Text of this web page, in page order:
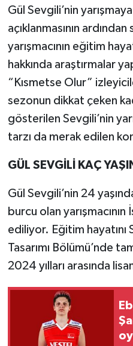
Gül Sevgili’nin yarışmaya
açıklanmasının
yarışmacının eğitim
hakkında araştırmalar
“Kısmetse Olur”
sezonun dikkat çeken
gösterilen Sevgili’nin
tarzı da merak edilen
GÜL SEVGİLİ KAÇ
Gül Sevgili’nin 24
burcu olan
ediliyor. Eğitim
Tasarımı Bölümü’nde
2024 yılları arasında